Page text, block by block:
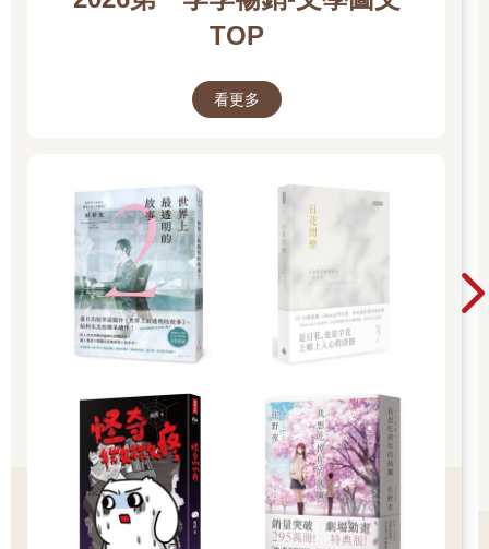
定會！」（黛娜是她的貓）「希望他們別忘了下午茶時間要給牠
一碟牛奶。黛娜，親愛的！我真希望妳現在也在這裡陪我！空中
蝠長得跟老鼠很像嘛。但是貓會吃蝙蝠嗎？我不太確定。」說到
這裡，愛麗絲開始覺得昏昏欲睡，便帶著半夢半醒的語氣，繼續
問也就沒什麼差別了。她感覺自己快睡著了，開始夢見自己和黛
娜手牽著手在散步，還很認真地問她：「黛娜，妳老實說，妳有
沒有吃過蝙蝠？」就在這個時候，她突然咚咚地摔在一堆樹枝和
乾葉子上，總算停下來，不再往下掉了。
愛麗絲一點也沒受傷，立刻跳起來穩穩站住了腳步。她抬頭看，
頭頂上卻是一片黑壓壓，前方則是一條長長的通道。那隻白兔還
在視線之中，正匆匆忙忙地向前跑。在這個分秒必爭的時候，愛
麗絲立刻像一陣風似地追了上去，剛好聽見牠在轉彎時說：「哎
個彎，但是白兔已經不見蹤影。她發現自己來到一間又長又矮的
大廳，屋頂上掛著一排燈，照亮了整個空間。
整個大廳四面都是門，但全都上了鎖。愛麗絲沿著一側走到底，
又從另一側走回來，把每一扇門都試過一遍之後，只能垂頭喪氣
地回到中間，心裡想著自己到底要怎樣才能離開這裡。
突然間，她看到了一張三隻腳的小桌子，整張都是實心玻璃做
TOP
看更多